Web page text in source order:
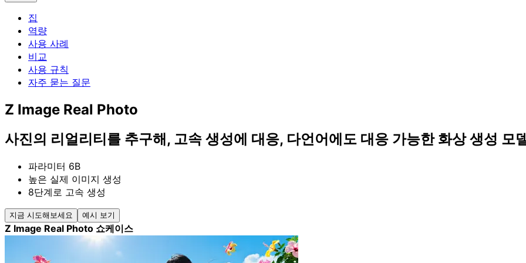
집
역량
사용 사례
비교
사용 규칙
자주 묻는 질문
Z Image Real Photo
사진의 리얼리티를 추구해, 고속 생성에 대응, 다언어에도 대응 가능한 화상 생성 모
파라미터 6B
높은 실제 이미지 생성
8단계로 고속 생성
지금 시도해보세요 예시 보기
Z Image Real Photo 쇼케이스